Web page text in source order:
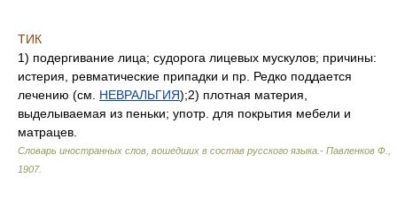
ТИК
1) подергивание лица; судорога лицевых мускулов; причины:
истерия, ревматические припадки и пр. Редко поддается
лечению (см. НЕВРАЛЬГИЯ);2) плотная материя,
выделываемая из пеньки; употр. для покрытия мебели и
матрацев.
Словарь иностранных слов, вошедших в состав русского языка.- Павленков Ф.
1907.